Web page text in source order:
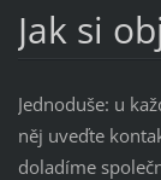
Jak si
Jednoduše: u
něj uveďte
doladíme